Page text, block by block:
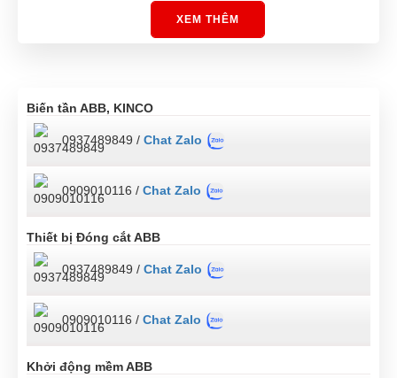
XEM THÊM
Biến tần ABB, KINCO
0937489849 / Chat Zalo
0909010116 / Chat Zalo
Thiết bị Đóng cắt ABB
0937489849 / Chat Zalo
0909010116 / Chat Zalo
Khởi động mềm ABB